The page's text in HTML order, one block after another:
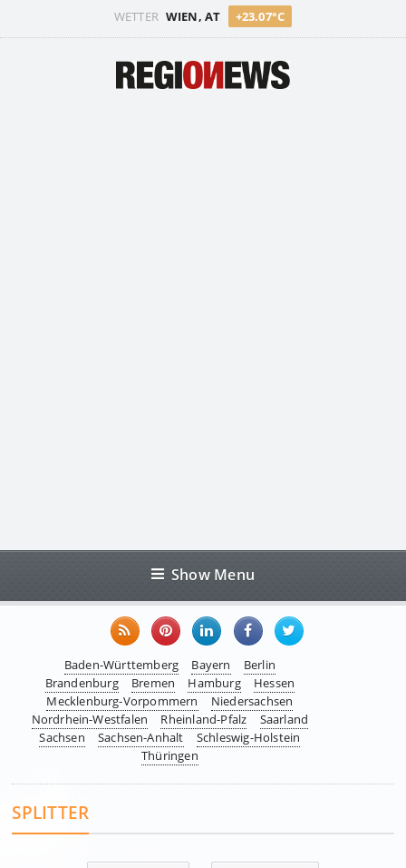
WETTER WIEN, AT +23.07°C
Show Menu
Baden-Württemberg Bayern
Berlin
Brandenburg
Bremen Hamburg
Hessen
Mecklenburg-Vorpommern
Niedersachsen
Nordrhein-Westfalen
Rheinland-Pfalz
Saarland
Sachsen
Sachsen-Anhalt
Schleswig-Holstein
Thüringen
SPLITTER